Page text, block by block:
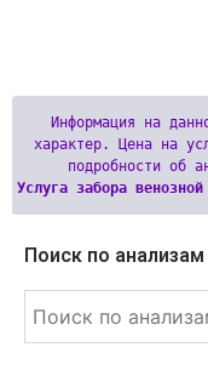
Информация на
характер. Цена на
Услуга забора
Поиск по анализам